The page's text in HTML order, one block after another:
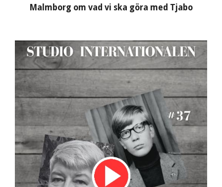
Malmborg om vad vi ska göra med Tjabo